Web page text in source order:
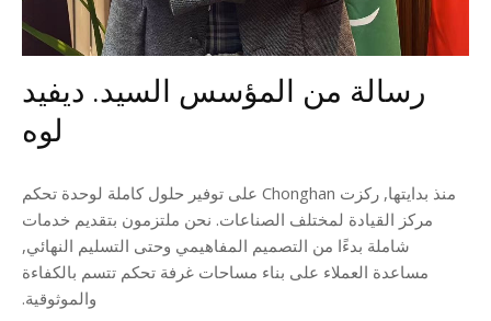
رسالة من المؤسس السيد. ديفيد
لوه
منذ بدايتها, ركزت Chonghan على توفير حلول كاملة لوحدة تحكم
مركز القيادة لمختلف الصناعات. نحن ملتزمون بتقديم خدمات
شاملة بدءًا من التصميم المفاهيمي وحتى التسليم النهائي,
مساعدة العملاء على بناء مساحات غرفة تحكم تتسم بالكفاءة
والموثوقية.